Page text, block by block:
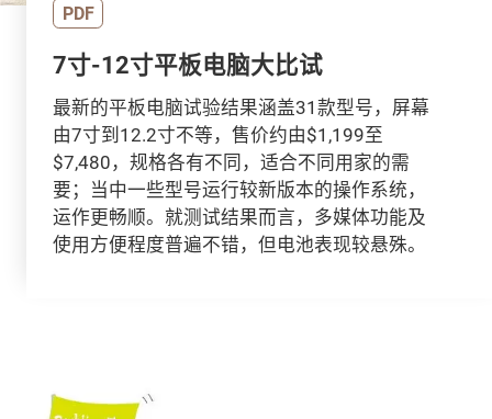
PDF
7寸-12寸平板电脑大比试
最新的平板电脑试验结果涵盖31款型号，屏幕
由7寸到12.2寸不等，售价约由$1,199至
$7,480，规格各有不同，适合不同用家的需
要；当中一些型号运行较新版本的操作系统，
运作更畅顺。就测试结果而言，多媒体功能及
使用方便程度普遍不错，但电池表现较悬殊。